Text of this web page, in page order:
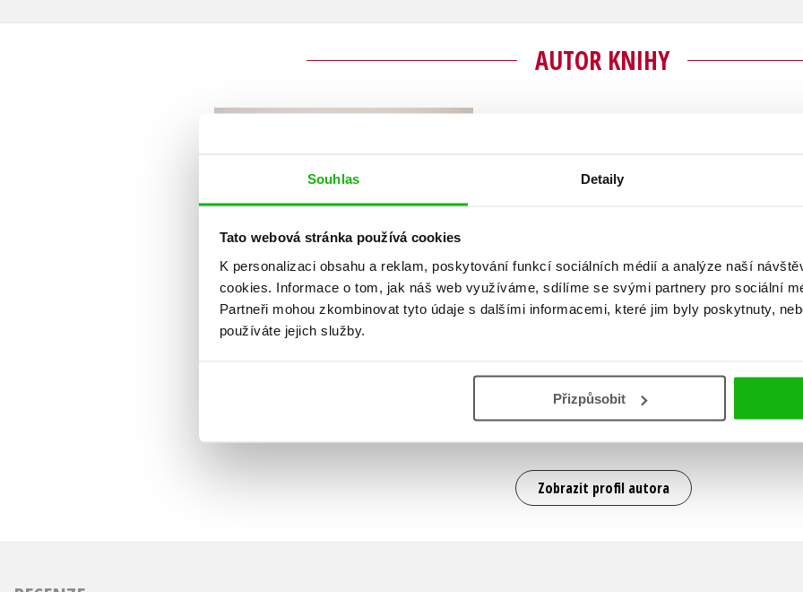
Souhlas Detaily
Tato webová stránka používá cookies
K personalizaci obsahu a reklam, poskytování funkcí sociálních médií a analýze naší
cookies. Informace o tom, jak náš web využíváme, sdílíme se svými partnery pro sociální
Partneři mohou zkombinovat tyto údaje s dalšími informacemi, které jim byly poskytnuty,
používáte jejich služby.
Přizpůsobit
AUTOR KNIHY
Radka Třeštíková patří mezi nejprodávanější
2016 a dočkala se také filmové adaptace.
Veselí, ve kterém se hlavní hrdinka vrací z
autorka pochází. Po niterné roadstory
Radka Třeštíková je bravurní vypravěčka,
náročnější strukturou, ráda využívá
Zobrazit profil autora